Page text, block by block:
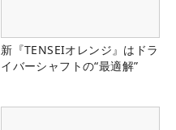
新『TENSEIオレンジ』はドラ
イバーシャフトの“最適解”